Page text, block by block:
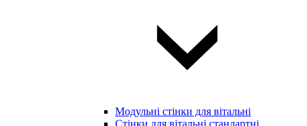
Модульні стінки для вітальні
Стінки для вітальні стандартні